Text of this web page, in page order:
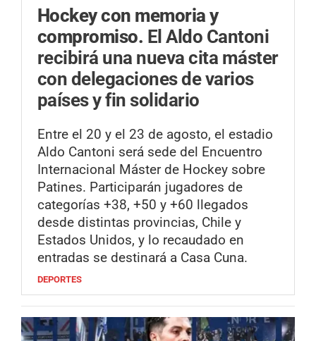
Hockey con memoria y
compromiso. El Aldo Cantoni
recibirá una nueva cita máster
con delegaciones de varios
países y fin solidario
Entre el 20 y el 23 de agosto, el estadio
Aldo Cantoni será sede del Encuentro
Internacional Máster de Hockey sobre
Patines. Participarán jugadores de
categorías +38, +50 y +60 llegados
desde distintas provincias, Chile y
Estados Unidos, y lo recaudado en
entradas se destinará a Casa Cuna.
DEPORTES